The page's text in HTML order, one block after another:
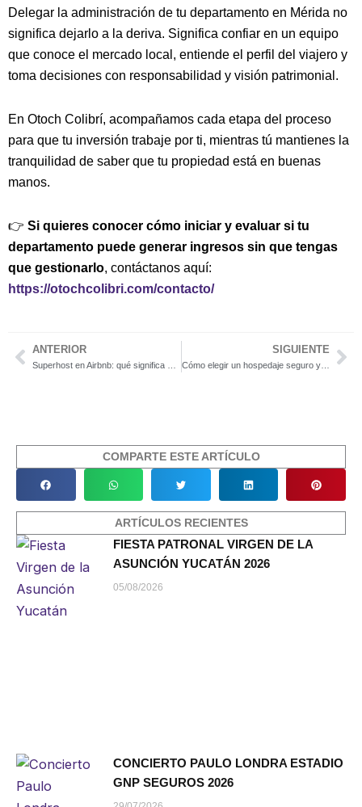
Delegar la administración de tu departamento en Mérida no
significa dejarlo a la deriva. Significa confiar en un equipo
que conoce el mercado local, entiende el perfil del viajero y
toma decisiones con responsabilidad y visión patrimonial.
En Otoch Colibrí, acompañamos cada etapa del proceso
para que tu inversión trabaje por ti, mientras tú mantienes la
tranquilidad de saber que tu propiedad está en buenas
manos.
👉 Si quieres conocer cómo iniciar y evaluar si tu
departamento puede generar ingresos sin que tengas
que gestionarlo, contáctanos aquí:
https://otochcolibri.com/contacto/
Previo
ANTERIOR SIGUIENTE
Cómo elegir un hospedaje seguro y bien administrado en Mérida
COMPARTE ESTE ARTÍCULO
ARTÍCULOS RECIENTES
FIESTA PATRONAL VIRGEN DE LA
ASUNCIÓN YUCATÁN 2026
05/08/2026
CONCIERTO PAULO LONDRA ESTADIO
GNP SEGUROS 2026